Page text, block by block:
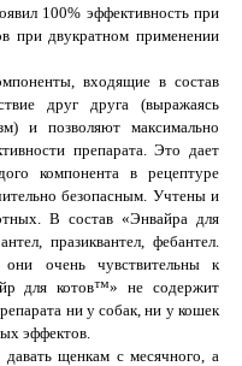
100% эффективность при
при двукратном применении
входящие в состав
друг друга (выражаясь
и позволяют максимально
препарата. Это дает
компонента в рецептуре
безопасным. Учтены и
В состав «Энвайра для
празиквантел, фебантел.
очень чувствительны к
для котов™» не содержит
ни у собак, ни у кошек
эффектов.
щенкам с месячного, а